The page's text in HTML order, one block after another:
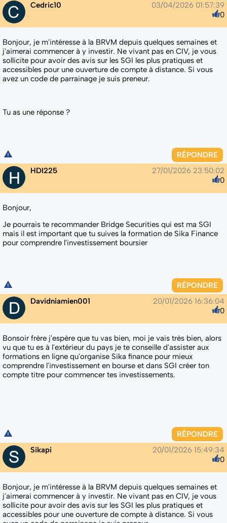
Cedric10
03/04/2026 01:57:39
0
Bonjour, je m'intéresse à la BRVM depuis quelques semaines et
j'aimerai commencer à y investir. Ne vivant pas en CIV, je vous
sollicite pour avoir des avis sur les SGI les plus pratiques et
accessibles pour une ouverture de compte à distance. Si vous
avez un code de parrainage je suis preneur.
Tu as une réponse ?
RÉPONDRE
HDI225
27/01/2026 23:50:02
0
Bonjour,
Je pourrais te recommander Bridge Securities qui est ma SGI
mais il est important que tu suives la formation de Sika Finance
pour comprendre l'investissement boursier
RÉPONDRE
Davidniamien001
20/01/2026 16:36:04
0
Bonsoir frère j'espère que tu vas bien, moi je vais très bien, alors
vu que tu es à l'extérieur du pays je te conseille d'assister aux
formations en ligne qu'organise Sika finance pour mieux
comprendre l'investissement en bourse et dans SGI créer ton
compte titre pour commencer tes investissements.
RÉPONDRE
Sikapi
20/01/2026 15:49:34
0
Bonjour, je m'intéresse à la BRVM depuis quelques semaines et
j'aimerai commencer à y investir. Ne vivant pas en CIV, je vous
sollicite pour avoir des avis sur les SGI les plus pratiques et
accessibles pour une ouverture de compte à distance. Si vous